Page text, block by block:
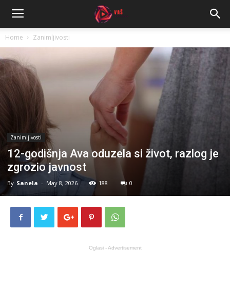
Home Zanimljivosti
Zanimljivosti
12-godišnja Ava oduzela si život, razlog je
zgrozio javnost
By Sanela - May 8, 2026 188 0
Oglasi - Advertisement